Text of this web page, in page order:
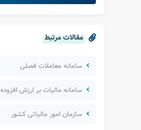
مقالات مرتبط
سامانه معاملات فصلی
سامانه مالیات بر ارزش افزوده
سازمان امور مالیاتی کشور